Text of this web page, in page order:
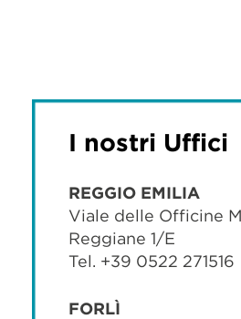
I nostri Uffici
REGGIO EMILIA
Viale delle Officine
Reggiane 1/E
Tel. +39 0522 271516
FORLÌ